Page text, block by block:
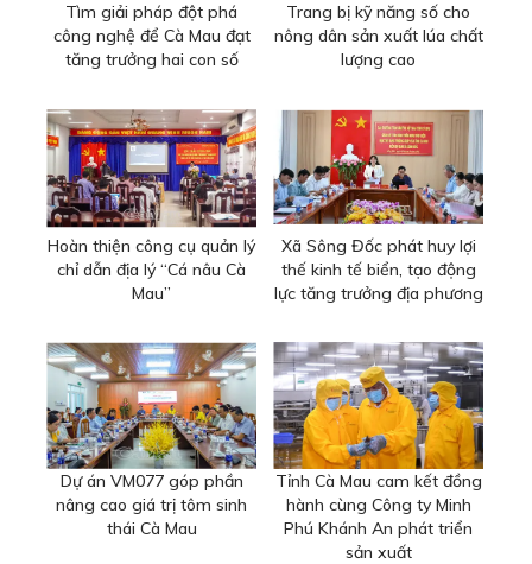
Tìm giải pháp đột phá
công nghệ để Cà Mau đạt
tăng trưởng hai con số
Trang bị kỹ năng số cho
nông dân sản xuất lúa chất
lượng cao
Hoàn thiện công cụ quản lý
chỉ dẫn địa lý “Cá nâu Cà
Mau”
Xã Sông Đốc phát huy lợi
thế kinh tế biển, tạo động
lực tăng trưởng địa phương
Dự án VM077 góp phần
nâng cao giá trị tôm sinh
thái Cà Mau
Tỉnh Cà Mau cam kết đồng
hành cùng Công ty Minh
Phú Khánh An phát triển
sản xuất